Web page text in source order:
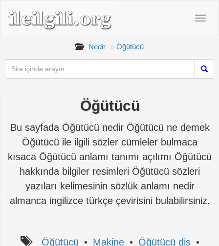
Nedir Öğütücü
Öğütücü
Bu sayfada Öğütücü nedir Öğütücü ne demek
Öğütücü ile ilgili sözler cümleler bulmaca
kısaca Öğütücü anlamı tanımı açılımı Öğütücü
hakkında bilgiler resimleri Öğütücü sözleri
yazıları kelimesinin sözlük anlamı nedir
almanca ingilizce türkçe çevirisini bulabilirsiniz.
Öğütücü • Makine • Öğütücü diş •